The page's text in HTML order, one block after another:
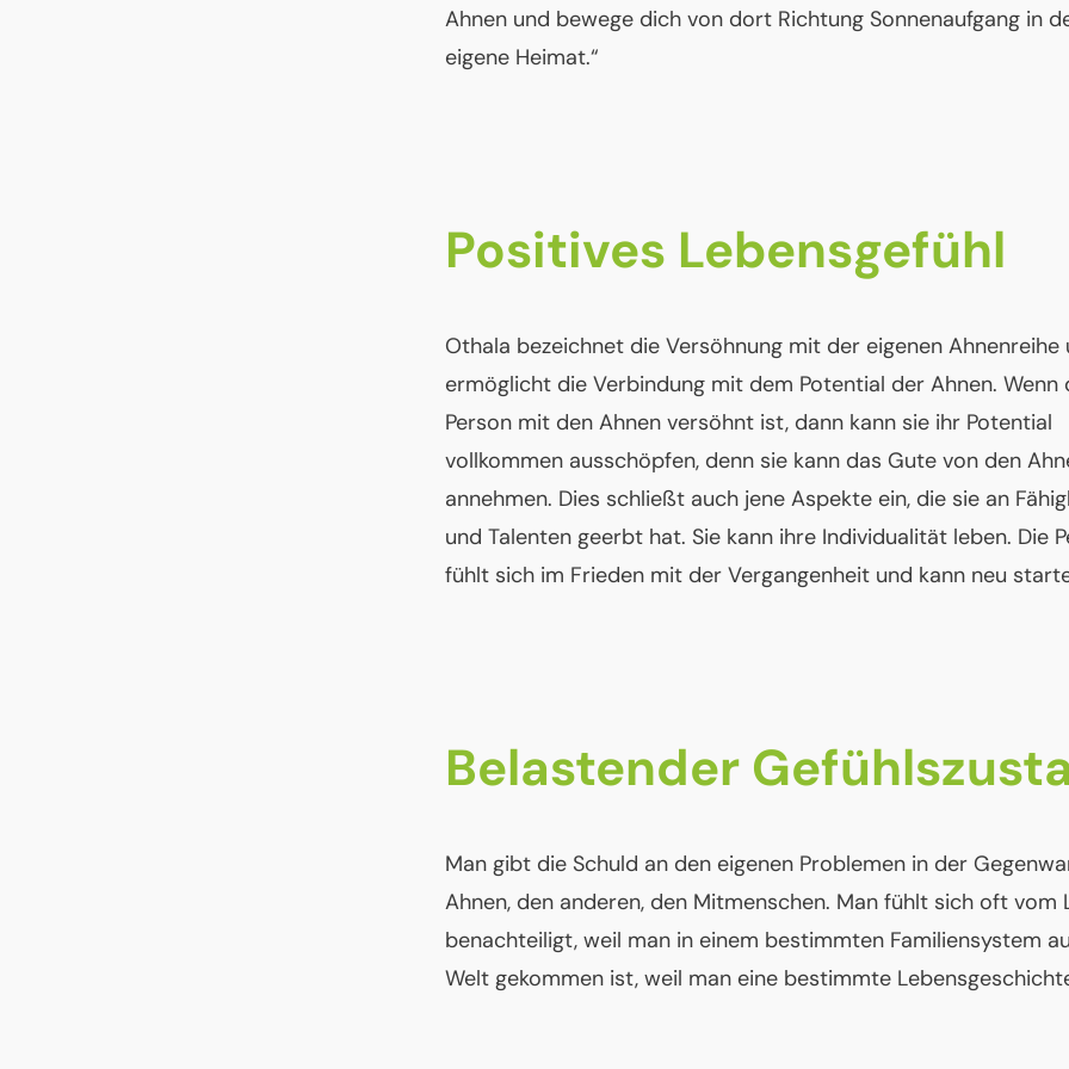
Ahnen und bewege dich von dort Richtung Sonnenaufgang in
eigene Heimat.“
Positives Lebensgefühl
Othala bezeichnet die Versöhnung mit der eigenen Ahnenreihe
ermöglicht die Verbindung mit dem Potential der Ahnen. Wenn
Person mit den Ahnen versöhnt ist, dann kann sie ihr Potential
vollkommen ausschöpfen, denn sie kann das Gute von den
annehmen. Dies schließt auch jene Aspekte ein, die sie an
und Talenten geerbt hat. Sie kann ihre Individualität leben. Die
fühlt sich im Frieden mit der Vergangenheit und kann neu
Belastender
Man gibt die Schuld an den eigenen Problemen in der
Ahnen, den anderen, den Mitmenschen. Man fühlt sich oft vom
benachteiligt, weil man in einem bestimmten Familiensystem
Welt gekommen ist, weil man eine bestimmte